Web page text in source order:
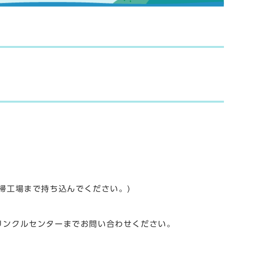
工場まで持ち込んでください。)
クルセンターまでお問い合わせください。